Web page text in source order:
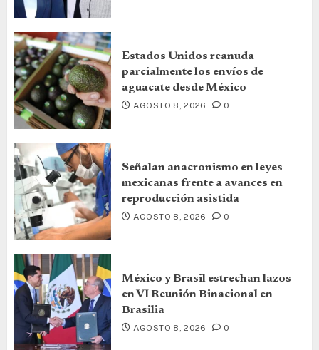
Estados Unidos reanuda
parcialmente los envíos de
aguacate desde México
AGOSTO 8, 2026 0
Señalan anacronismo en leyes
mexicanas frente a avances en
reproducción asistida
AGOSTO 8, 2026 0
México y Brasil estrechan lazos
en VI Reunión Binacional en
Brasilia
AGOSTO 8, 2026 0